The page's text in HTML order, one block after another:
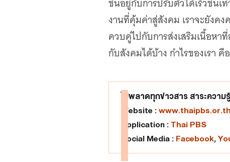
งานที่คุ้มค่าสู่สังคม เราจะยังค
ควบคู่ไปกับการส่งเสริมเนื้อหา
กับสังคมได้บ้าง กำไรของเรา
ไม่พลาดทุกข่าวสาร สาระควา
Website : www.thaipbs.or.th
Application : Thai PBS
Social Media : Facebook,